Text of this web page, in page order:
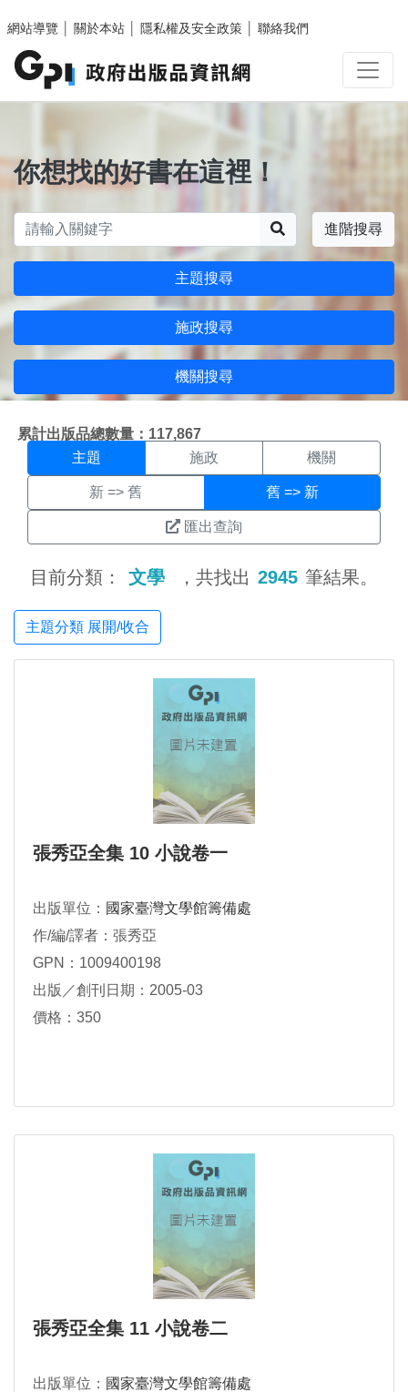
網站導覽
關於本站 隱私權及安全政策 聯絡我們
你想找的好書在這裡！
進階搜尋
主題搜尋
施政搜尋
機關搜尋
累計出版品總數量：117,867
主題搜尋結果頁面
主題 施政 機關
新 => 舊 舊 => 新
匯出查詢
目前分類： 文學 ，共找出 2945 筆結果。
主題分類 展開/收合
張秀亞全集 10 小說卷一
出版單位： 國家臺灣文學館籌備處
作/編/譯者：張秀亞
GPN：1009400198
出版／創刊日期：2005-03
價格：350
張秀亞全集 11 小說卷二
出版單位： 國家臺灣文學館籌備處